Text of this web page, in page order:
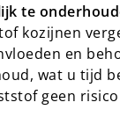
te
kozijnen
en
wat u tijd
geen